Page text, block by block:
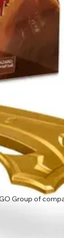
Group of